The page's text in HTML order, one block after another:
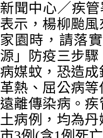
新聞中心／疾
表示，楊柳颱
家園時，請落
源」防疫三步
病媒蚊，恐造
革熱、屈公病
遠離傳染病。
土病例，均為